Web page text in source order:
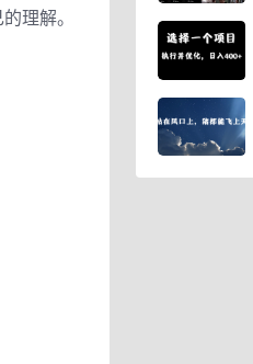
理解。